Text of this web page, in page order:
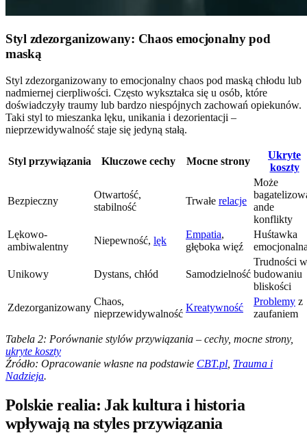
Styl zdezorganizowany: Chaos emocjonalny pod
maską
Styl zdezorganizowany to emocjonalny chaos pod maską chłodu lub
nadmiernej cierpliwości. Często wykształca się u osób, które
doświadczyły traumy lub bardzo niespójnych zachowań opiekunów.
Taki styl to mieszanka lęku, unikania i dezorientacji –
nieprzewidywalność staje się jedyną stałą.
Styl przywiązania Kluczowe cechy Mocne strony
Ukryte
koszty
Bezpieczny
Otwartość,
stabilność
Trwałe relacje
Może
ande
konflikty
Lękowo-
ambiwalentny
Niepewność, lęk
Empatia,
głęboka więź
Huśtawka
Unikowy Dystans, chłód Samodzielność
Trudności w
budowaniu
bliskości
Zdezorganizowany
Chaos,
nieprzewidywalność
Kreatywność
Problemy z
zaufaniem
Tabela 2: Porównanie stylów przywiązania – cechy, mocne strony,
ukryte koszty
Źródło: Opracowanie własne na podstawie CBT.pl Trauma i
Nadzieja.
Polskie realia: Jak kultura i historia
wpływają na styles przywiązania